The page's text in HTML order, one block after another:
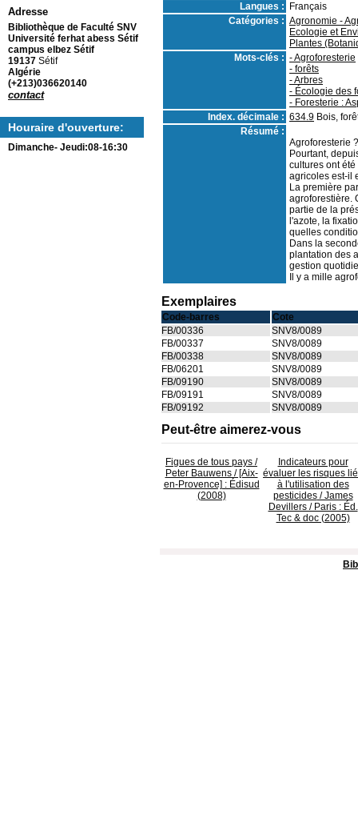
Langues :
Français
Catégories : Agronomie -
Ecologie et
Plantes
Mots-clés : - Agroforesterie
- forêts
- Arbres
- Écologie des
- Foresterie :
Index. décimale : 634.9 Bois,
Résumé :
Agroforesterie
Pourtant,
cultures ont
agricoles est-il
La première
agroforestière.
partie de la
l'azote, la
quelles
Dans la
plantation des
gestion
Il y a mille
Exemplaires
Code-barres
Cote
FB/00336
SNV8/0089
FB/00337
SNV8/0089
FB/00338
SNV8/0089
FB/06201
SNV8/0089
FB/09190
SNV8/0089
FB/09191
SNV8/0089
FB/09192
SNV8/0089
Peut-être aimerez-vous
Figues de tous pays /
Peter Bauwens / [Aix-
en-Provence] : Édisud
(2008)
Indicateurs pour
évaluer les risques
à l'utilisation des
pesticides/ James
Devillers / Paris : Éd.
Tec & doc (2005)
Adresse
Bibliothèque de Faculté SNV
Université ferhat abess Sétif
campus elbez Sétif
19137 Sétif
Algérie
(+213)036620140
contact
Houraire d'ouverture:
Dimanche- Jeudi:08-16:30